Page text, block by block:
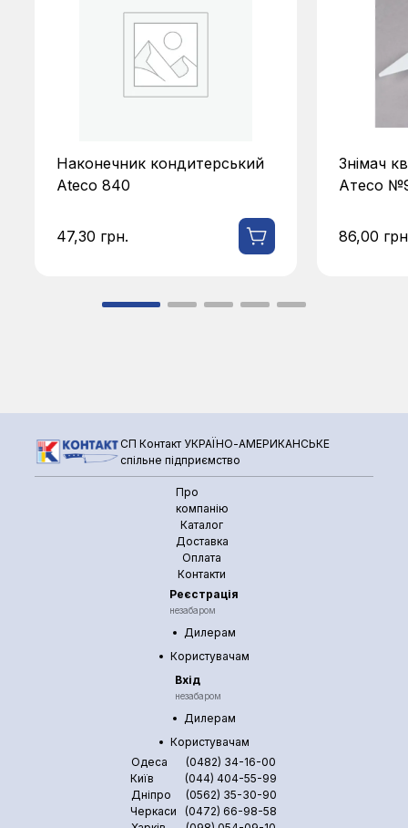
Знімач квіток для кондитера
Атесо №919
86,00грн.
Цвях
№914
64,50
СП Контакт УКРАЇНО-АМЕРИКАНСЬКЕ
спільне підприємство
Про
компанію
Каталог
Доставка
Оплата
Контакти
Реєстрація
незабаром
Дилерам
Користувачам
Вхід
незабаром
Дилерам
Користувачам
Одеса
(0482) 34-16-00
Київ
(044) 404-55-99
Дніпро
(0562) 35-30-90
Черкаси
(0472) 66-98-58